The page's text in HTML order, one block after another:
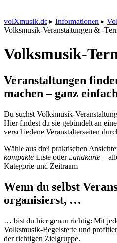
volXmusik.de ▸ Informationen ▸
Volksmusik-Veranstaltungen & -
Volksmusik-
Veranstaltungen
machen – ganz
Du suchst Volksmusik-
Hier findest du sie gebündelt an
verschiedene Veranstalterseiten
Wähle aus drei praktischen
kompakte Liste oder Landkarte –
Kategorie und Zeitraum
Wenn du selbst
organisierst, …
… bist du hier genau richtig: Mit
Volksmusik-Begeisterte und
der richtigen Zielgruppe.